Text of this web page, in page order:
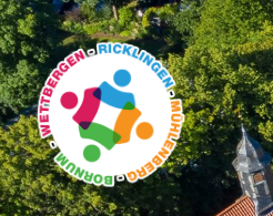
Zum
Inhalt
springen
Überspringen
auf
die
linke
Seitenleiste
Zur
Fußzeile
springen